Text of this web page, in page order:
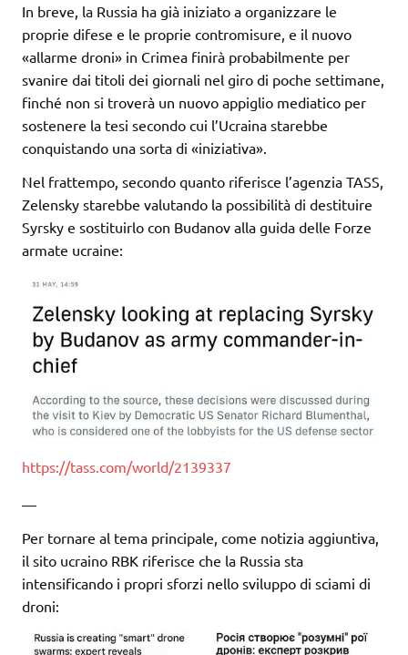
In breve, la Russia ha già iniziato a organizzare le
proprie difese e le proprie contromisure, e il nuovo
«allarme droni» in Crimea finirà probabilmente per
svanire dai titoli dei giornali nel giro di poche settimane,
finché non si troverà un nuovo appiglio mediatico per
sostenere la tesi secondo cui l’Ucraina starebbe
conquistando una sorta di «iniziativa».
Nel frattempo, secondo quanto riferisce l’agenzia TASS,
Zelensky starebbe valutando la possibilità di destituire
Syrsky e sostituirlo con Budanov alla guida delle Forze
armate ucraine:
https://tass.com/world/2139337
—
Per tornare al tema principale, come notizia aggiuntiva,
il sito ucraino RBK riferisce che la Russia sta
intensificando i propri sforzi nello sviluppo di sciami di
droni: